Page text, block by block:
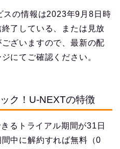
の情報は2023年9月8日時
了している、または見放
ざいますので、最新の配
にてご確認ください。
ク！U-NEXTの特徴
るトライアル期間が31日
中に解約すれば無料（0